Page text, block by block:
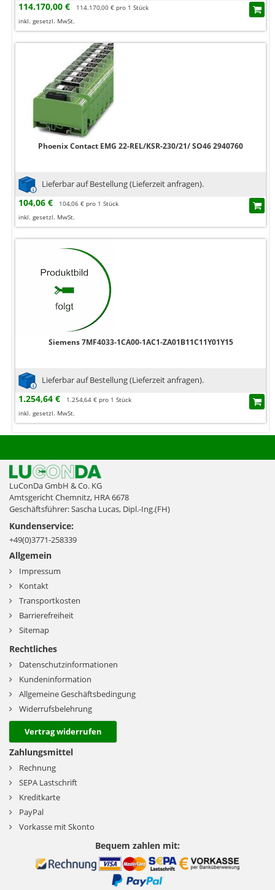
114.170,00 €
114.170,00 € pro 1 Stück
inkl. gesetzl. MwSt.
Phoenix Contact EMG 22-REL/KSR-230/21/ SO46 2940760
Lieferbar auf Bestellung (Lieferzeit anfragen).
104,06 €
104,06 € pro 1 Stück
inkl. gesetzl. MwSt.
Siemens 7MF4033-1CA00-1AC1-ZA01B11C11Y01Y15
Lieferbar auf Bestellung (Lieferzeit anfragen).
1.254,64 €
1.254,64 € pro 1 Stück
inkl. gesetzl. MwSt.
LuConDa GmbH & Co. KG
Amtsgericht Chemnitz, HRA 6678
Geschäftsführer: Sascha Lucas, Dipl.-Ing.(FH)
Kundenservice:
+49(0)3771-258339
Allgemein
Impressum
Kontakt
Transportkosten
Barrierefreiheit
Sitemap
Rechtliches
Datenschutzinformationen
Kundeninformation
Allgemeine Geschäftsbedingung
Widerrufsbelehrung
Vertrag widerrufen
Zahlungsmittel
Rechnung
SEPA Lastschrift
Kreditkarte
PayPal
Vorkasse mit Skonto
Bequem zahlen mit: